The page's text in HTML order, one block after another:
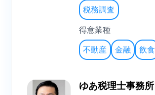
税務調査
得意業種
不動産
金融 飲食
ゆあ税理士事務所